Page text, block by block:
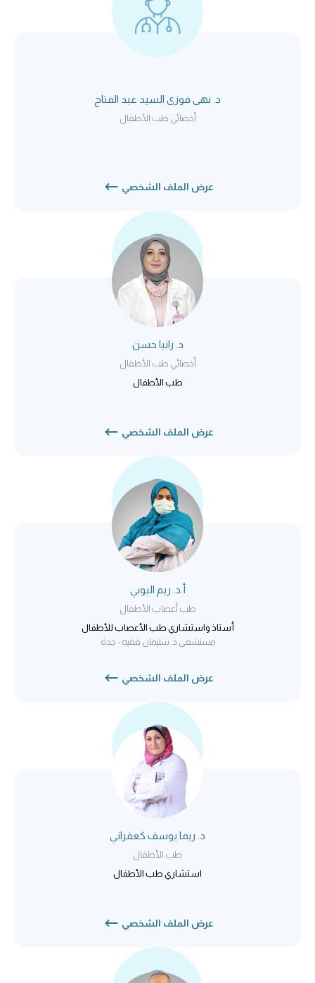
د. نهى فوزى السيد عبد الفتاح
أخصائي طب الأطفال
عرض الملف الشخصي
د. رانيا حسن
أخصائي طب الأطفال
طب الأطفال
عرض الملف الشخصي
أ.د. ريم اليوبي
طب أعصاب الأطفال
أستاذ واستشاري طب الأعصاب للأطفال
مستشفى د. سليمان فقيه - جدة
عرض الملف الشخصي
د. ريما يوسف كعفراني
طب الأطفال
استشاري طب الأطفال
عرض الملف الشخصي